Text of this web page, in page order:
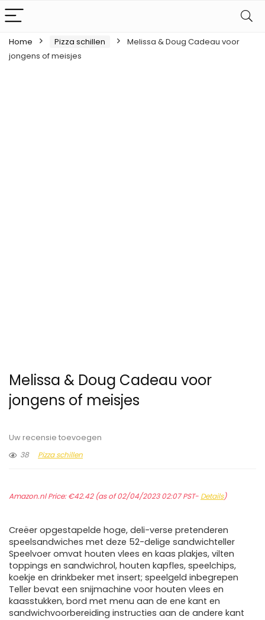
Home Pizza schillen
Melissa & Doug Cadeau voor
jongens of meisjes
Melissa & Doug Cadeau voor
jongens of meisjes
Uw recensie toevoegen
38
Pizza schillen
Amazon.nl Price:€42.42(as of 02/04/2023 02:07 PST- Details)
Creëer opgestapelde hoge, deli-verse pretenderen
speelsandwiches met deze 52-delige sandwichteller
Speelvoer omvat houten vlees en kaas plakjes, vilten
toppings en sandwichrol, houten kapfles, speelchips,
koekje en drinkbeker met insert; speelgeld inbegrepen
Teller bevat een snijmachine voor houten vlees en
kaasstukken, bord met menu aan de ene kant en
sandwichvoorbereiding instructies aan de andere kant